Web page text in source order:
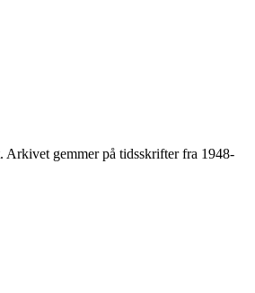
Arkivet gemmer på tidsskrifter fra 1948-